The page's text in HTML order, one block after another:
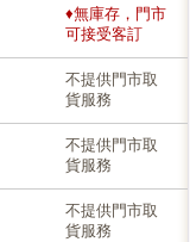
♦無庫存，門市
可接受客訂
不提供門市取
貨服務
不提供門市取
貨服務
不提供門市取
貨服務